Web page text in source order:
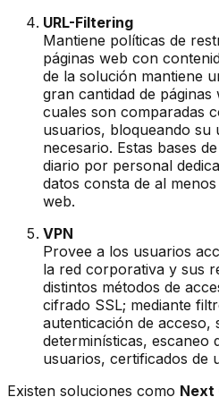
URL-Filtering
Mantiene políticas de
páginas web con
de la solución mantiene
gran cantidad de páginas
cuales son comparadas
usuarios, bloqueando su
necesario. Estas bases
diario por personal
datos consta de al
web.
VPN
Provee a los usuarios
la red corporativa y sus
distintos métodos de
cifrado SSL; mediante
autenticación de acceso,
determinísticas, escaneo
usuarios, certificados de
Existen soluciones como Next